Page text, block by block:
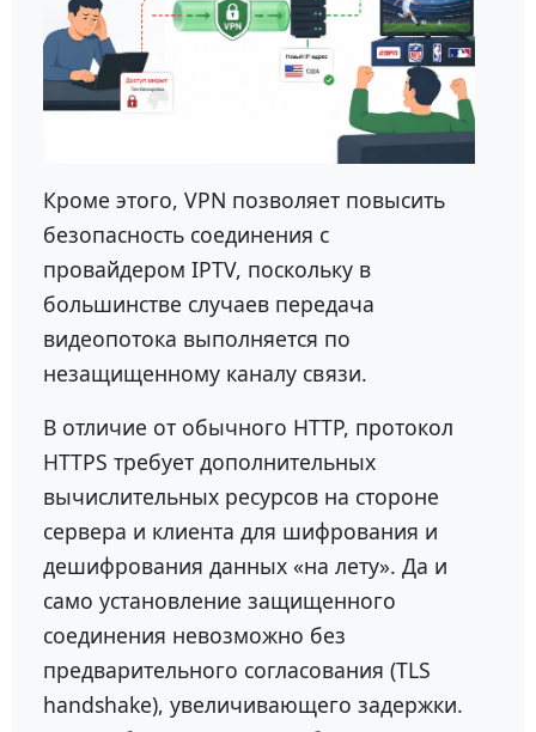
Кроме этого, VPN позволяет повысить
безопасность соединения с
провайдером IPTV, поскольку в
большинстве случаев передача
видеопотока выполняется по
незащищенному каналу связи.
В отличие от обычного HTTP, протокол
HTTPS требует дополнительных
вычислительных ресурсов на стороне
сервера и клиента для шифрования и
дешифрования данных «на лету». Да и
само установление защищенного
соединения невозможно без
предварительного согласования (TLS
handshake), увеличивающего задержки.